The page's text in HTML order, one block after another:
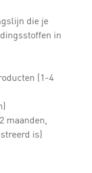
die je
in
(1-4
maanden,
is)